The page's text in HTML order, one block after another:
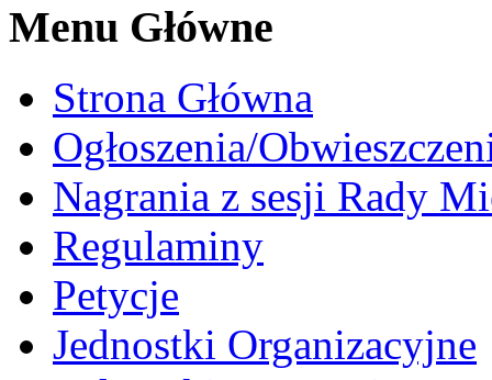
Menu Główne
Strona Główna
Ogłoszenia/
Nagrania z sesji Rady
Regulaminy
Petycje
Jednostki Organizacyjne